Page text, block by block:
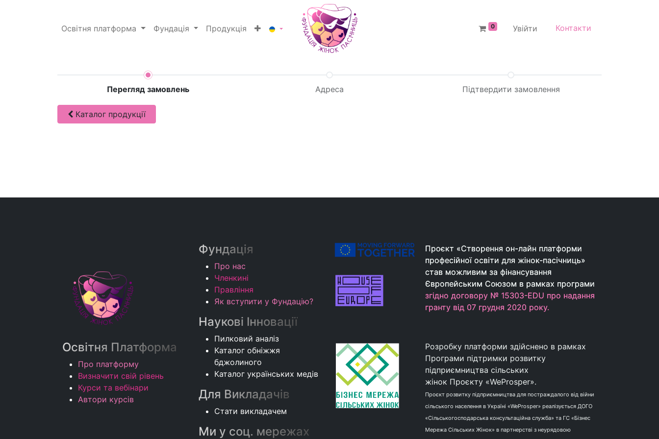
0 Увійти Контакти
Освітня платформа Фундація Продукція
Перегляд замовлень Адреса Підтвердити замовлення
Каталог продукції
Освітня Платформа
Про платформу
Визначити свій рівень​
Курси та вебінари​
Автори курсів
Фундація
Про нас
Членкині
Правління
Як вступити у Фундацію?
Наукові Інновації
Пилковий аналіз
Каталог обніжжя
бджолиного
Каталог українських медів
Для Викладачів
Стати викладачем
Ми у соц. мережах
Проєкт «Створення он-лайн платформи
професійної освіти для жінок-пасічниць»
став можливим за фінансування
Європейським Союзом в рамках програми
згідно договору № 15303-EDU про надання
гранту від 07 грудня 2020 року.
Проєкт «Створення он-лайн платформи
професійної освіти для жінок-пасічниць»
став можливим за фінансування
Європейським Союзом в рамках програми
згідно договору № 15303-EDU про надання
гранту від 07 грудня 2020 року.
Розробку платформи здійснено в рамках
Програми підтримки розвитку
підприємництва сільських
жінок Проєкту «WeProsper».
Проєкт розвитку підприємництва для постраждалого від війни
сільського населення в Україні «WeProsper» реалізується ДОГО
«Сільськогосподарська консультаційна служба» та ГС «Бізнес
Мережа Сільських Жінок» в партнерстві з неурядовою